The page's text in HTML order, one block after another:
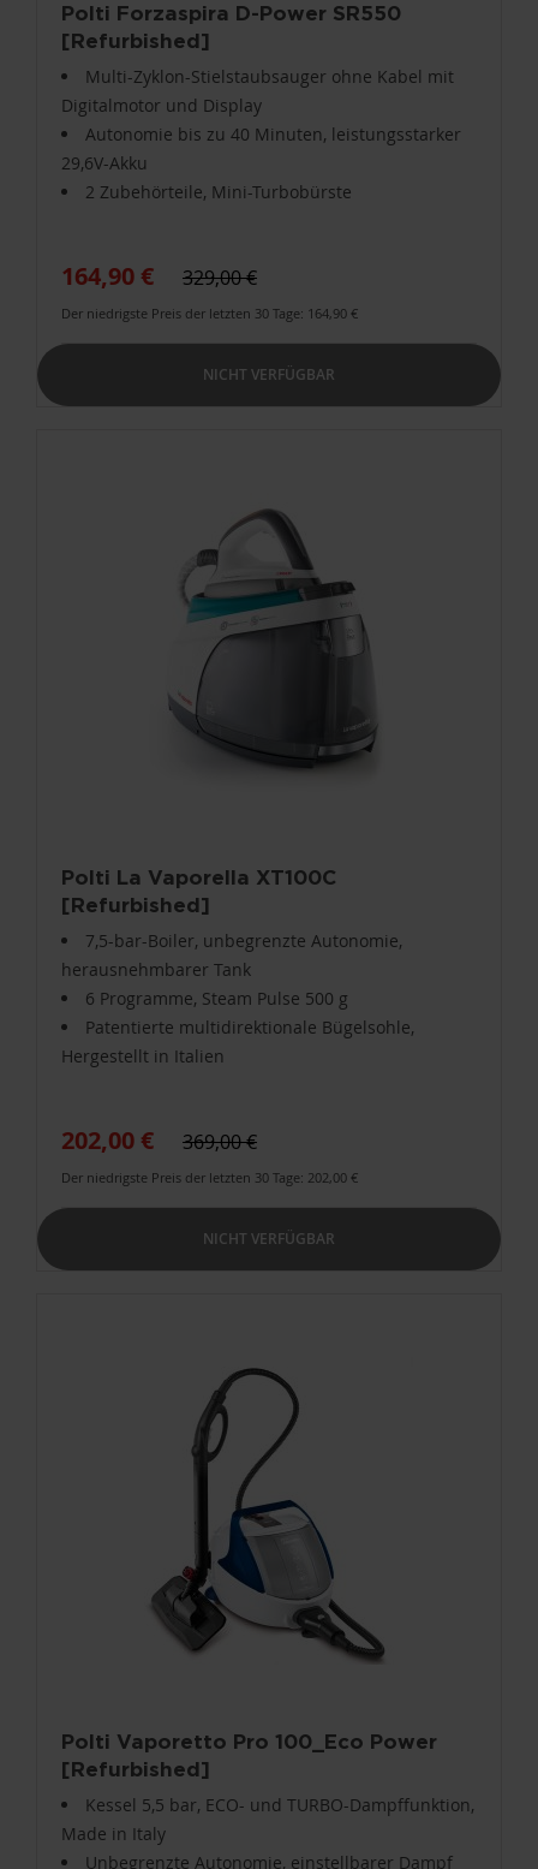
Polti Forzaspira D-Power SR550
[Refurbished]
Multi-Zyklon-Stielstaubsauger ohne Kabel mit
Digitalmotor und Display
Autonomie bis zu 40 Minuten, leistungsstarker
29,6V-Akku
2 Zubehörteile, Mini-Turbobürste
164,90 € 329,00 €
Der niedrigste Preis der letzten 30 Tage: 164,90 €
NICHT VERFÜGBAR
Polti La Vaporella XT100C
[Refurbished]
7,5-bar-Boiler, unbegrenzte Autonomie,
herausnehmbarer Tank
6 Programme, Steam Pulse 500 g
Patentierte multidirektionale Bügelsohle,
Hergestellt in Italien
202,00 € 369,00 €
Der niedrigste Preis der letzten 30 Tage: 202,00 €
NICHT VERFÜGBAR
Polti Vaporetto Pro 100_Eco Power
[Refurbished]
Kessel 5,5 bar, ECO- und TURBO-Dampffunktion,
Made in Italy
Unbegrenzte Autonomie, einstellbarer Dampf